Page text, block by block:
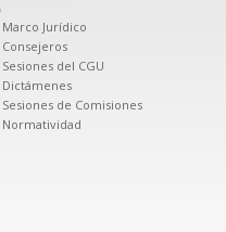
Marco Jurídico
Consejeros
Sesiones del CGU
Dictámenes
Sesiones de Comisiones
Normatividad